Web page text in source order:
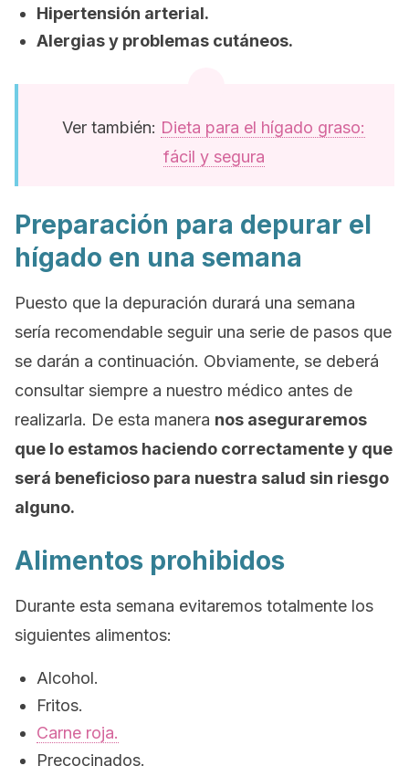
Hipertensión arterial.
Alergias y problemas cutáneos.
Ver también: Dieta para el hígado graso:
fácil y segura
Preparación para depurar el
hígado en una semana
Puesto que la depuración durará una semana
sería recomendable seguir una serie de pasos que
se darán a continuación. Obviamente, se deberá
consultar siempre a nuestro médico antes de
realizarla. De esta manera nos aseguraremos
que lo estamos haciendo correctamente y que
será beneficioso para nuestra salud sin riesgo
alguno.
Alimentos prohibidos
Durante esta semana evitaremos totalmente los
siguientes alimentos:
Alcohol.
Fritos.
Carne roja.
Precocinados.